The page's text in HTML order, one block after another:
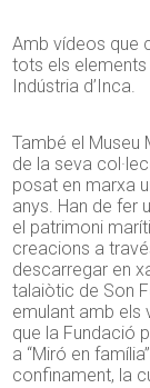
Amb vídeos que
tots els
Indústria d’Inca.
També el Museu
de la seva
posat en marxa
anys. Han de fer
el patrimoni
creacions a
descarregar en
talaiòtic de Son
emulant amb els
que la Fundació
a “Miró en
confinament, la